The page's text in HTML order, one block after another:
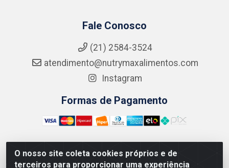
O nosso site coleta cookies próprios e de
terceiros para proporcionar uma experiência
Fale Conosco
(21) 2584-3524
atendimento@nutrymaxalimentos.com
Instagram
Formas de Pagamento
NUTRY MAX COMÉRCIO DE PRODUTOS ALIMENTICIOS